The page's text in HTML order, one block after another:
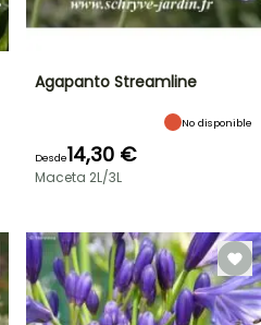
Agapanto Streamline
No disponible
Desde14,30 €
Maceta 2L/3L